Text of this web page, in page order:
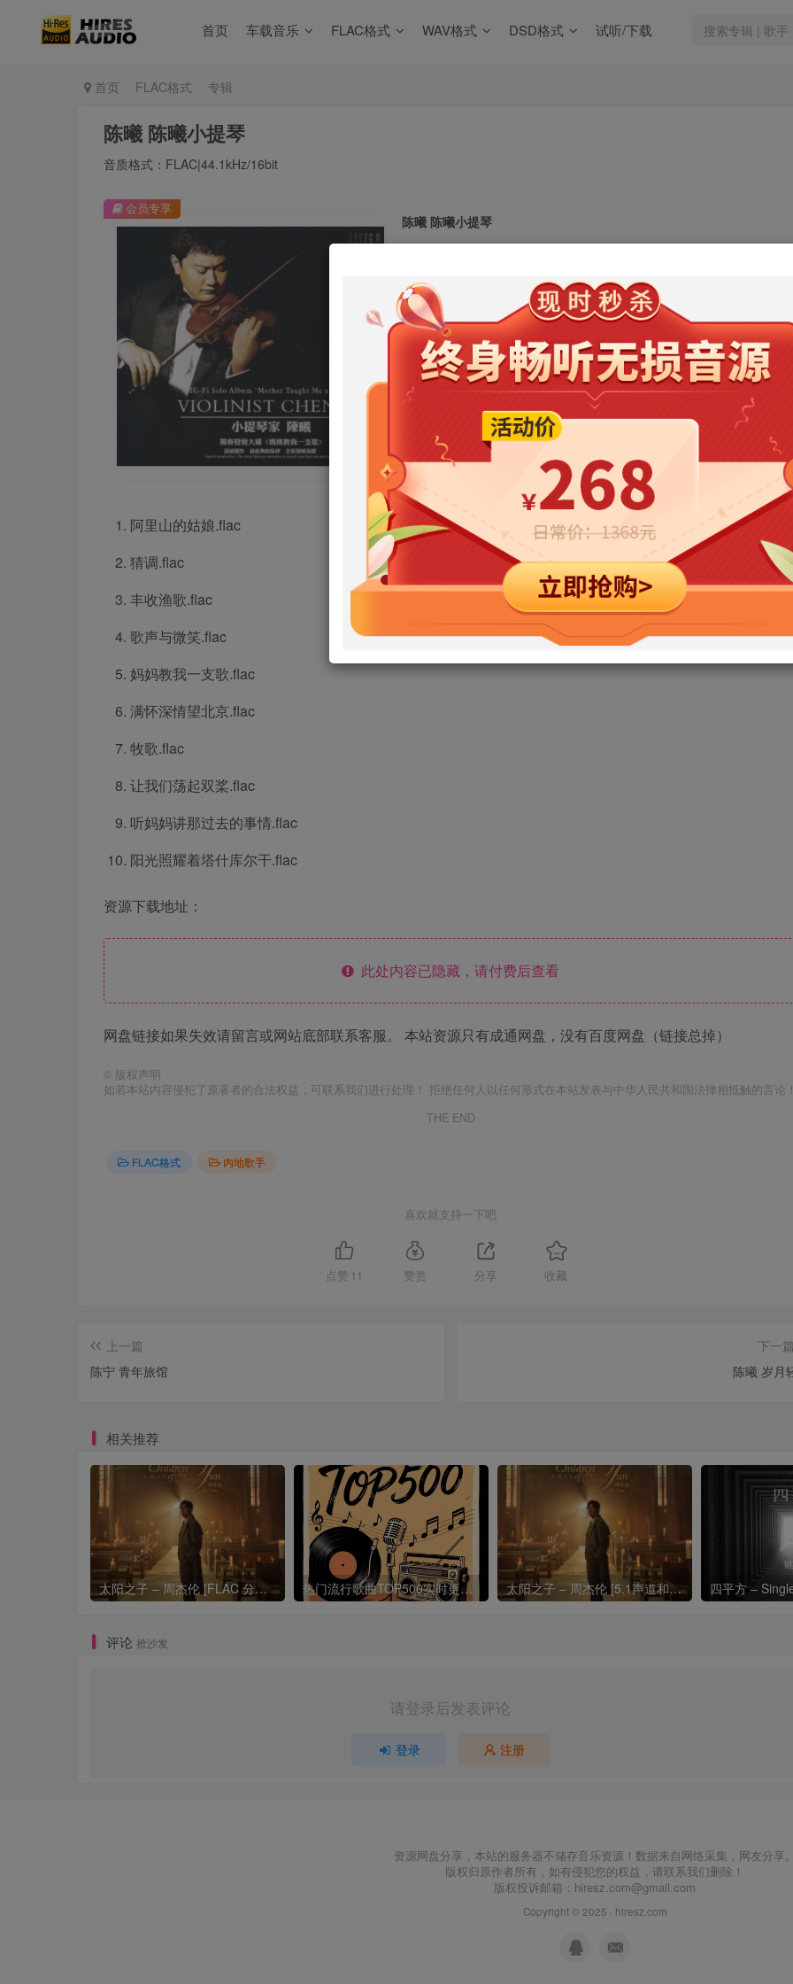
首页 车载音乐 FLAC格式 WAV格式 DSD格式 试听/下载
首页 FLAC格式 专辑
陈曦 陈曦小提琴
音质格式：FLAC|44.1kHz/16bit
陈曦 陈曦小提琴
￥9.9 限时特惠
￥99
年卡会员免费 永久会员 免费
立即购买
您当前未登录！建议登陆后购买，可保存购买订单
会员专享
阿里山的姑娘.flac
猜调.flac
丰收渔歌.flac
歌声与微笑.flac
妈妈教我一支歌.flac
满怀深情望北京.flac
牧歌.flac
让我们荡起双桨.flac
听妈妈讲那过去的事情.flac
阳光照耀着塔什库尔干.flac
资源下载地址：
此处内容已隐藏，请付费后查看
网盘链接如果失效请留言或网站底部联系客服。 本站资源只有成通网盘，没有百度网盘（链接总掉）
© 版权声明
如若本站内容侵犯了原著者的合法权益，可联系我们进行处理！ 拒绝任何人以任何形式在本站发表与中华人民共和国法律相抵触的言论
THE END
FLAC格式 内地歌手
喜欢就支持一下吧
点赞 11 赞赏 分享 收藏
上一篇
陈宁 青年旅馆
下一
陈曦 岁月
相关推荐
太阳之子 – 周杰伦 [FLAC 分轨 192Khz 24bit] 热门流行歌曲TOP500实时更新192khz/24bit【母带音质】 太阳之子 – 周杰伦 [5.1声道和192k母带] 四平方 –
评论 抢沙发
请登录后发表评论
登录 注册
资源网盘分享，本站的服务器不储存音乐资源！数据来自网络采集，网友分享
版权归原作者所有，如有侵犯您的权益，请联系我们删除！
版权投诉邮箱： hiresz.com@gmail.com
Copyright © 2025 · hiresz.com